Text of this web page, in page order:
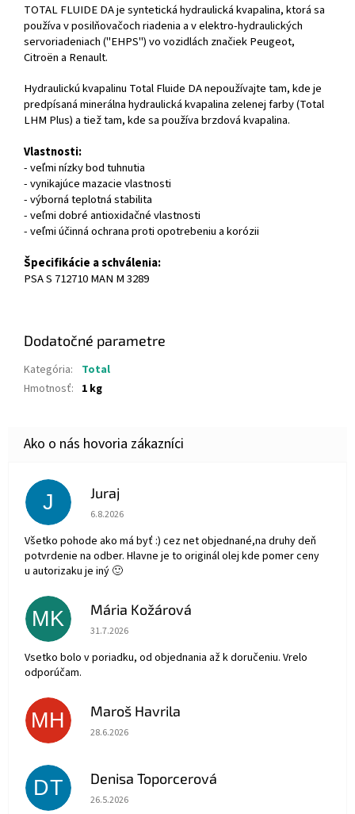
TOTAL FLUIDE DA je syntetická hydraulická kvapalina, ktorá sa
používa v posilňovačoch riadenia a v elektro-hydraulických
servoriadeniach ("EHPS") vo vozidlách značiek Peugeot,
Citroën a Renault.
Hydraulickú kvapalinu Total Fluide DA nepoužívajte tam, kde je
predpísaná minerálna hydraulická kvapalina zelenej farby (Total
LHM Plus) a tiež tam, kde sa používa brzdová kvapalina.
Vlastnosti:
- veľmi nízky bod tuhnutia
- vynikajúce mazacie vlastnosti
- výborná teplotná stabilita
- veľmi dobré antioxidačné vlastnosti
- veľmi účinná ochrana proti opotrebeniu a korózii
Špecifikácie a schválenia:
PSA S 712710 MAN M 3289
Dodatočné parametre
Kategória:
Total
Hmotnosť: 1 kg
J Juraj
Hodnotenie obchodu je 5 z 5 hviezdičiek.
6.8.2026
Všetko pohode ako má byť :) cez net objednané,na druhy deň
potvrdenie na odber. Hlavne je to originál olej kde pomer ceny
u autorizaku je iný 🙂
MK Mária Kožárová
Hodnotenie obchodu je 5 z 5 hviezdičiek.
31.7.2026
Vsetko bolo v poriadku, od objednania až k doručeniu. Vrelo
odporúčam.
MH Maroš Havrila
Hodnotenie obchodu je 5 z 5 hviezdičiek.
28.6.2026
DT Denisa Toporcerová
Hodnotenie obchodu je 5 z 5 hviezdičiek.
26.5.2026